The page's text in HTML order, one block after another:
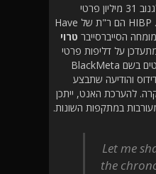
ההאקרים התכוונו שהצליחו לגנוב 31 מיליון פרטי
התחברות לארכיון האינטרנט. HIBP הם ר"ת של Have
טרוי
על דליפות פרטי
התחברות. קבוצת האקטיביסטים בשם BlackMeta
והודיעה שתבצע
להערכת האנט, ייתכן
במתקפות השונות.
Let me
the